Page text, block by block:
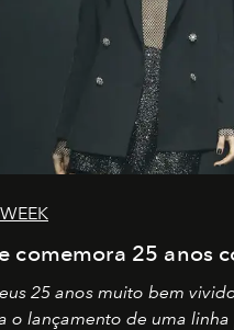
comemora 25 anos
25 anos muito bem
o lançamento de uma